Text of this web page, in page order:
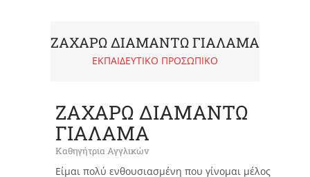
ΖΑΧΑΡΩ ΔΙΑΜΑΝΤΩ ΓΙΑΛΑΜΑ
ΕΚΠΑΙΔΕΥΤΙΚΟ ΠΡΟΣΩΠΙΚΟ
ΖΑΧΑΡΩ ΔΙΑΜΑΝΤΩ
ΓΙΑΛΑΜΑ
Καθηγήτρια Αγγλικών
Είμαι πολύ ενθουσιασμένη που γίνομαι μέλος